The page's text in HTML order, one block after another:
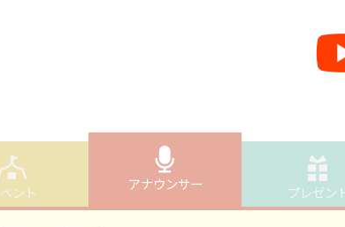
ント アナウンサー プレゼン